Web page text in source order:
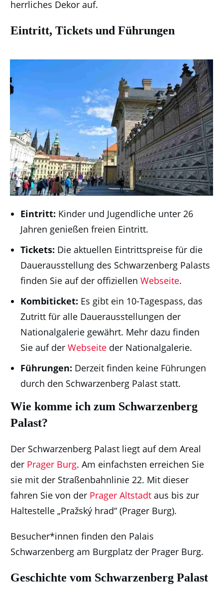
herrliches Dekor auf.
Eintritt, Tickets und Führungen
Eintritt: Kinder und Jugendliche unter 26
Jahren genießen freien Eintritt.
Tickets: Die aktuellen Eintrittspreise für die
Dauerausstellung des Schwarzenberg Palasts
finden Sie auf der offiziellen Webseite.
Kombiticket: Es gibt ein 10-Tagespass, das
Zutritt für alle Dauerausstellungen der
Nationalgalerie gewährt. Mehr dazu finden
Sie auf der Webseite der Nationalgalerie.
Führungen: Derzeit finden keine Führungen
durch den Schwarzenberg Palast statt.
Wie komme ich zum Schwarzenberg
Palast?
Der Schwarzenberg Palast liegt auf dem Areal
der Prager Burg. Am einfachsten erreichen Sie
sie mit der Straßenbahnlinie 22. Mit dieser
fahren Sie von der Prager Altstadt aus bis zur
Haltestelle „Pražský hrad“ (Prager Burg).
Besucher*innen finden den Palais
Schwarzenberg am Burgplatz der Prager Burg.
Geschichte vom Schwarzenberg Palast